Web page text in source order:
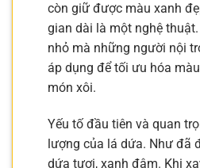
còn giữ được màu xanh
gian dài là một nghệ
nhỏ mà những người nội
áp dụng để tối ưu hóa
món xôi.
Yếu tố đầu tiên và quan
lượng của lá dứa. Như đã
dứa tươi, xanh đậm. Khi